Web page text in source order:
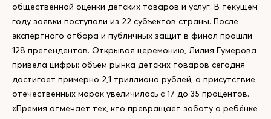
общественной оценки детских товаров и услуг. В текущем
году заявки поступали из 22 субъектов страны. После
экспертного отбора и публичных защит в финал прошли
128 претендентов. Открывая церемонию, Лилия Гумерова
привела цифры: объём рынка детских товаров сегодня
достигает примерно 2,1 триллиона рублей, а присутствие
отечественных марок увеличилось с 17 до 35 процентов.
«Премия отмечает тех, кто превращает заботу о ребёнке